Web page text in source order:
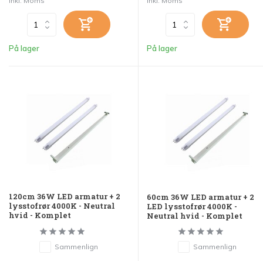
På lager På lager
120cm 36W LED armatur + 2
lysstofrør 4000K - Neutral
hvid - Komplet
Sammenlign
60cm 36W LED armatur + 2
LED lysstofrør 4000K -
Neutral hvid - Komplet
Sammenlign